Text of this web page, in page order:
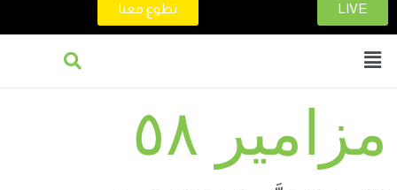
LIVE تطوع معنا
مزامير ٥٨